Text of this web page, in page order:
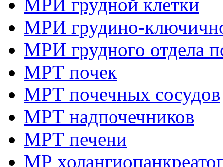
МРИ грудной клетки
МРИ грудино-
МРИ грудного отдела
МРТ почек
МРТ почечных сосудов
МРТ надпочечников
МРТ печени
МР